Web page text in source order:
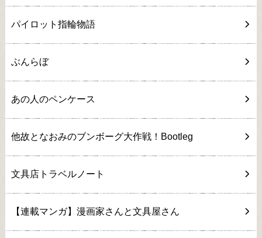
パイロット指輪物語
ぶんらぼ
あの人のペンケース
他故となおみのブンボーグ大作戦！Bootleg
文具店トラベルノート
【連載マンガ】漫画家さんと文具屋さん